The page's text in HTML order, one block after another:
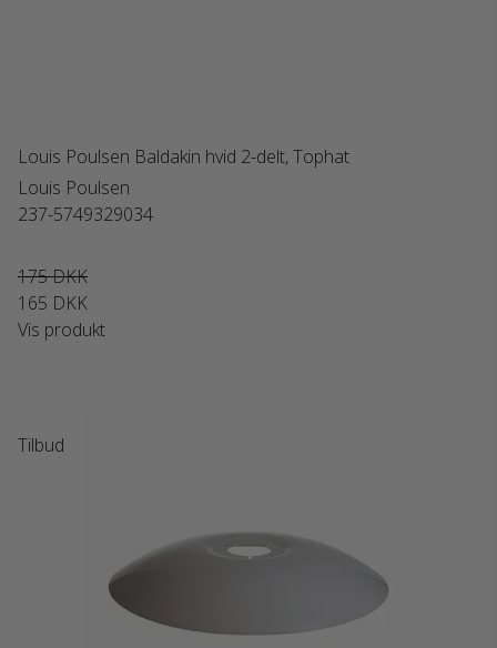
Louis Poulsen Baldakin hvid 2-delt, Tophat
Louis Poulsen
237-5749329034
175 DKK
165 DKK
Vis produkt
Tilbud